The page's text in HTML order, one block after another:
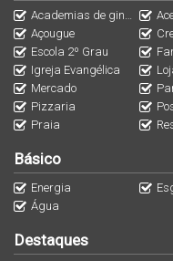
* Área de serviço
* Hall de circulação no
* Sacadas que
aos dormitórios;
* 2 vagas de garagem.
Diferenciais:
* Arquitetura
* Finos acabamentos;
* Ambientes amplos e
Academias de ginástica
Açougue
Escola 2º Grau
Igreja Evangélica
Mercado
Pizzaria
Praia
Básico
Energia
Água
Destaques